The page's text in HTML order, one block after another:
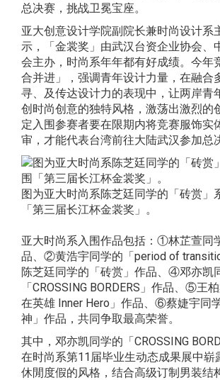
总决赛，挑战卫冕宝座。
亚大创意设计学院副院长兼时尚设计系
示，「金裳奖」由武汉台资企业协会、
会主办，时尚系年年都有好成绩。今年
合并进」，强调青年设计力量，在融合
寻、及传达设计力的表现中，让两岸青
创时尚创意的独特风格，激荡出激烈的
定入围参赛者要在限期内将竞赛服饰实
审，才能代表台湾前往大陆武汉参加总
图为亚大时尚系陈芝廷同学的「砖赏」
「第三届长江杯金裳奖」。
亚大时尚系入围作品包括：①林芷萱同
品、②黄浩宇同学的「period of
陈芝廷同学的「砖赏」作品、④邓亦凯
「CROSSING BORDERS」作品、⑤王
在英雄 Inner Hero」作品、⑥蔡婕宇同
神」作品，共同争取最高荣誉。
其中，邓亦凯同学的「CROSSING
在时尚系第11届毕业生动态成果展中崭
休閒度假的风格，结合高级订制男装结